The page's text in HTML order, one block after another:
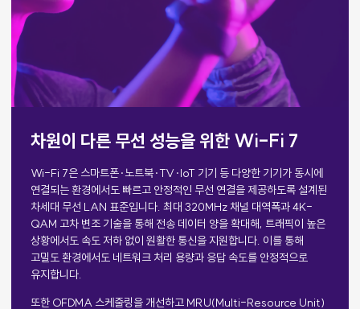
차원이 다른 무선 성능을 위한 Wi-Fi 7
Wi-Fi 7은 스마트폰·노트북·TV·IoT 기기 등 다양한 기기가 동시에
연결되는 환경에서도 빠르고 안정적인 무선 연결을 제공하도록 설계된
차세대 무선 LAN 표준입니다. 최대 320MHz 채널 대역폭과 4K-
QAM 고차 변조 기술을 통해 전송 데이터 양을 확대해, 트래픽이 높은
상황에서도 속도 저하 없이 원활한 통신을 지원합니다. 이를 통해
고밀도 환경에서도 네트워크 처리 용량과 응답 속도를 안정적으로
유지합니다.
또한 OFDMA 스케줄링을 개선하고 MRU(Multi-Resource Unit)